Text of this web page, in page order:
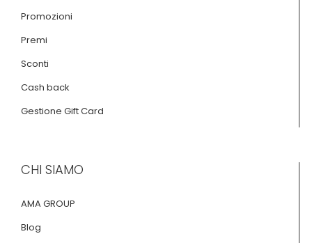
Promozioni
Premi
Sconti
Cash back
Gestione Gift Card
CHI SIAMO
AMA GROUP
Blog